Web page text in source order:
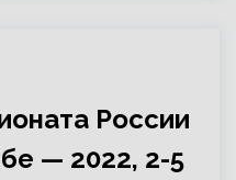
России
— 2022, 2-5